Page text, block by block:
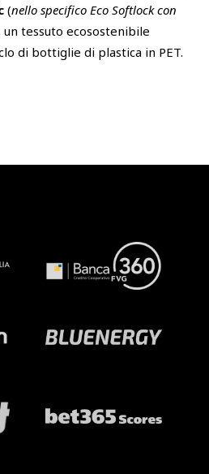
(nello specifico Eco Softlock con
un tessuto ecosostenibile
di bottiglie di plastica in PET.